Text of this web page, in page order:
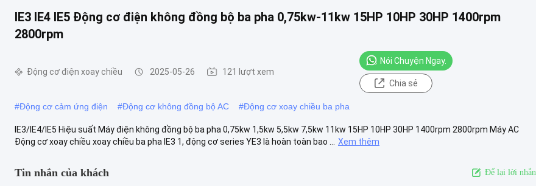
IE3 IE4 IE5 Động cơ điện không đồng bộ ba pha 0,75kw-11kw 15HP 10HP 30HP 1400rpm
2800rpm
Động cơ điện xoay chiều 2025-05-26 121 lượt xem
Nói Chuyện Ngay.
Chia sẻ
#Động cơ cảm ứng điện #Động cơ không đồng bộ AC #Động cơ xoay chiều ba pha
IE3/IE4/IE5 Hiệu suất Máy điện không đồng bộ ba pha 0,75kw 1,5kw 5,5kw 7,5kw 11kw 15HP 10HP 30HP 1400rpm 2800rpm Máy AC
Động cơ xoay chiều xoay chiều ba pha IE3 1, động cơ series YE3 là hoàn toàn bao ...
Xem thêm
Tin nhắn của khách Để lại lời nhắn